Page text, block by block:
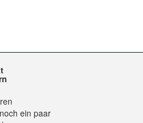
ein paar